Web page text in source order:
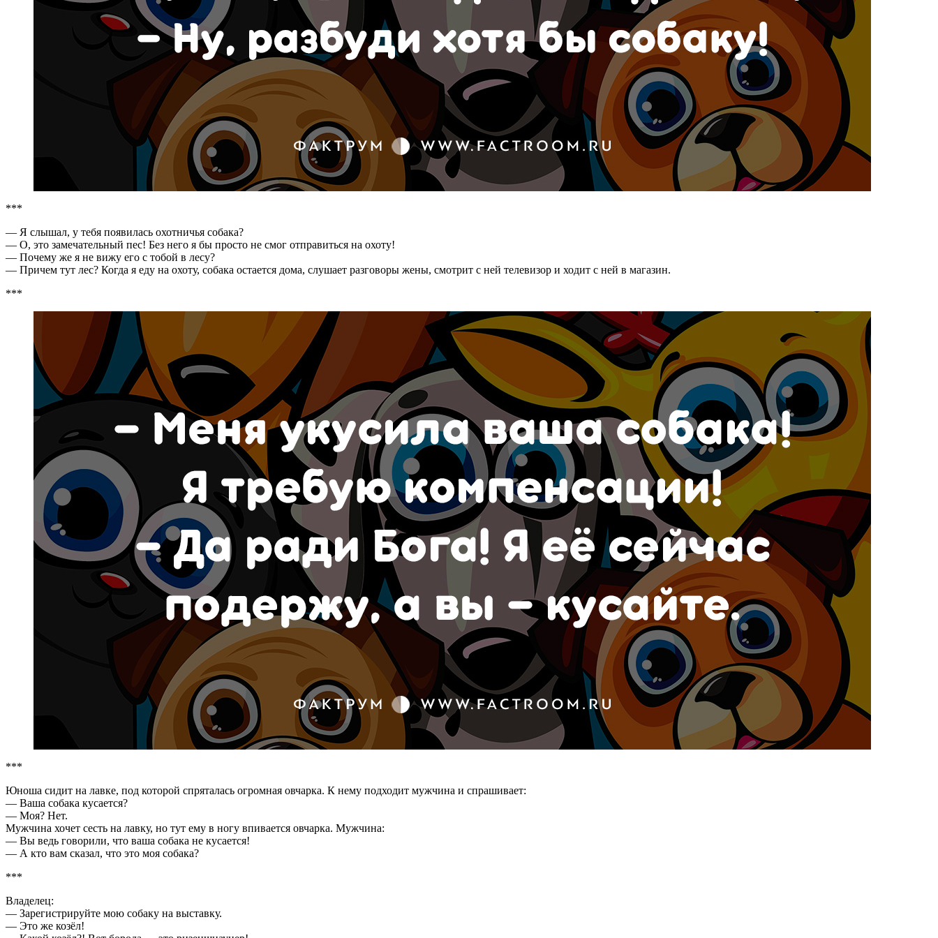
***
— Я слышал, у тебя появилась охотничья собака?
— О, это замечательный пес! Без него я бы просто не смог отправиться на охоту!
— Почему же я не вижу его с тобой в лесу?
— Причем тут лес? Когда я еду на охоту, собака остается дома, слушает разговоры жены, смотрит с ней телевизор и ходит с ней в магазин.
***
***
Юноша сидит на лавке, под которой спряталась огромная овчарка. К нему подходит мужчина и спрашивает:
— Ваша собака кусается?
— Моя? Нет.
Мужчина хочет сесть на лавку, но тут ему в ногу впивается овчарка. Мужчина:
— Вы ведь говорили, что ваша собака не кусается!
— А кто вам сказал, что это моя собака?
***
Владелец:
— Зарегистрируйте мою собаку на выставку.
— Это же козёл!